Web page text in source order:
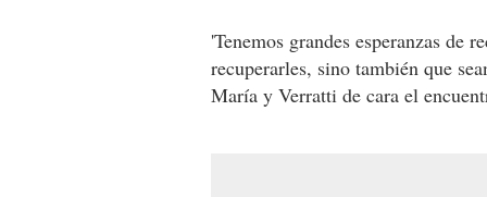
'Tenemos grandes esperanzas de
recuperarles, sino también que
María y Verratti de cara el